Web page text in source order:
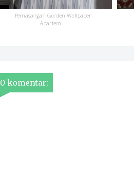
Pemasangan Gorden Wallpaper
Apartem...
0 komentar: